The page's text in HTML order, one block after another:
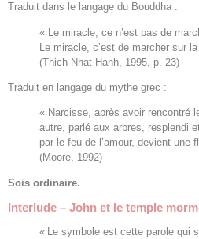
Traduit dans le langage du Bouddha :
« Le miracle, ce n’est pas de
Le miracle, c’est de marcher sur
(Thich Nhat Hanh, 1995, p. 23)
Traduit en langage du mythe grec :
« Narcisse, après avoir rencontré
autre, parlé aux arbres, resplendi
par le feu de l’amour, devient une
(Moore, 1992)
Sois ordinaire.
Interlude – John et le temple
« Le symbole est cette parole qui